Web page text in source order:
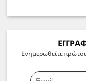
Ενημερωθείτε